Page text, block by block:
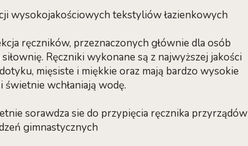
wysokojakościowych tekstyliów łazienkowych
ręczników, przeznaczonych głównie dla osób
Ręczniki wykonane są z najwyższej jakości
mięsiste i miękkie oraz mają bardzo wysokie
świetnie wchłaniają wodę.
sorawdza sie do przypięcia ręcznika przyrządów
gimnastycznych